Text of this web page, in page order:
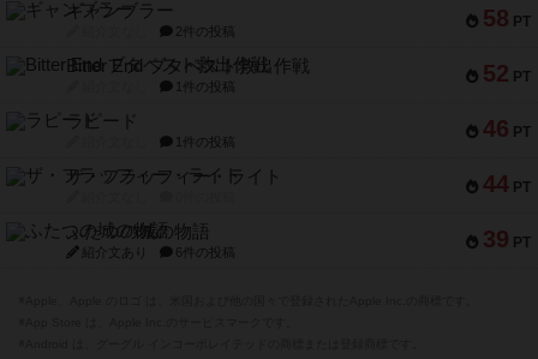
58 PT
ギャンブラー
2件の投稿
52 PT
Bitter End ブタペスト救出作戦
1件の投稿
46 PT
ラピード
1件の投稿
44 PT
ザ・フラッフィー・ライト
39 PT
ふたつの城の物語
紹介文あり 6件の投稿